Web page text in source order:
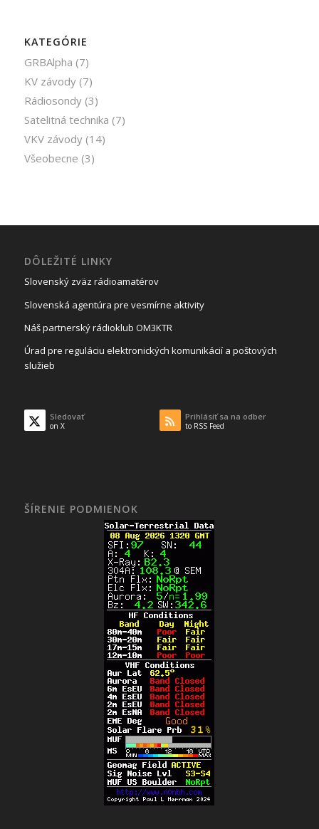
KATEGÓRIE
GRBAlpha (7)
KV závody(7)
Rádiosondy(3)
Satelitná technika (7)
VKV závody(14)
Všeobecne (3)
DÔLEŽITÉ LINKY
Slovenský zväz rádioamatérov
Slovenská agentúra pre vesmírne aktivity
Náš partnerský rádioklub OM3KTR
Úrad pre reguláciu elektronických komunikácií a poštových
služieb
Sledovať
on X
Prihlásiť sa na odber
to RSS Feed
ŠÍRENIE PODMIENOK